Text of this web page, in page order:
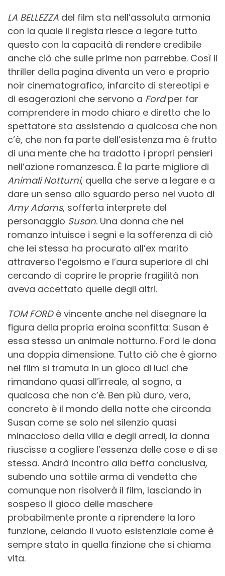
LA BELLEZZA del film sta nell’assoluta armonia
con la quale il regista riesce a legare tutto
questo con la capacità di rendere credibile
anche ciò che sulle prime non parrebbe. Così il
thriller della pagina diventa un vero e proprio
noir cinematografico, infarcito di stereotipi e
di esagerazioni che servono a Fordper far
comprendere in modo chiaro e diretto che lo
spettatore sta assistendo a qualcosa che non
c’è, che non fa parte dell’esistenza ma è frutto
di una mente che ha tradotto i propri pensieri
nell’azione romanzesca. È la parte migliore di
Animali Notturni, quella che serve a legare e a
dare un senso allo sguardo perso nel vuoto di
Amy Adams, sofferta interprete del
personaggio Susan. Una donna che nel
romanzo intuisce i segni e la sofferenza di ciò
che lei stessa ha procurato all’ex marito
attraverso l’egoismo e l’aura superiore di chi
cercando di coprire le proprie fragilità non
aveva accettato quelle degli altri.
TOM FORDè vincente anche nel disegnare la
figura della propria eroina sconfitta: Susan è
essa stessa un animale notturno. Ford le dona
una doppia dimensione. Tutto ciò che è giorno
nel film si tramuta in un gioco di luci che
rimandano quasi all’irreale, al sogno, a
qualcosa che non c’è. Ben più duro, vero,
concreto è il mondo della notte che circonda
Susan come se solo nel silenzio quasi
minaccioso della villa e degli arredi, la donna
riuscisse a cogliere l’essenza delle cose e di se
stessa. Andrà incontro alla beffa conclusiva,
subendo una sottile arma di vendetta che
comunque non risolverà il film, lasciando in
sospeso il gioco delle maschere
probabilmente pronte a riprendere la loro
funzione, celando il vuoto esistenziale come è
sempre stato in quella finzione che si chiama
vita.